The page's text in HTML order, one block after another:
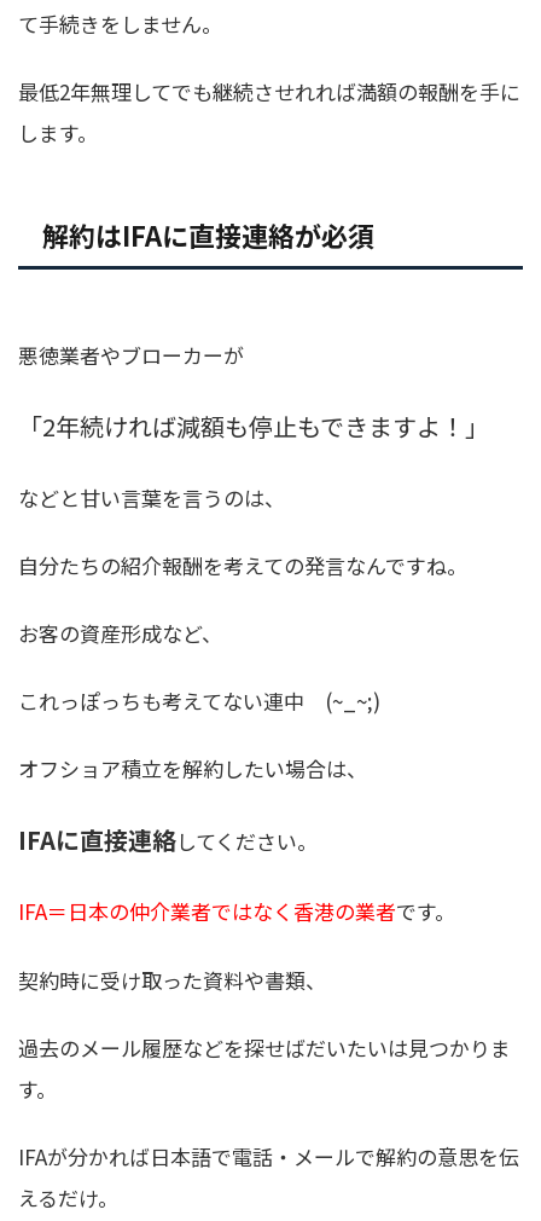
て手続きをしません。
最低2年無理してでも継続させれれば満額の報酬を手に
します。
解約はIFAに直接連絡が必須
悪徳業者やブローカーが
「2年続ければ減額も停止もできますよ！」
などと甘い言葉を言うのは、
自分たちの紹介報酬を考えての発言なんですね。
お客の資産形成など、
これっぽっちも考えてない連中 (~_~;)
オフショア積立を解約したい場合は、
IFAに直接連絡してください。
IFA＝日本の仲介業者ではなく香港の業者です。
契約時に受け取った資料や書類、
過去のメール履歴などを探せばだいたいは見つかりま
す。
IFAが分かれば日本語で電話・メールで解約の意思を伝
えるだけ。